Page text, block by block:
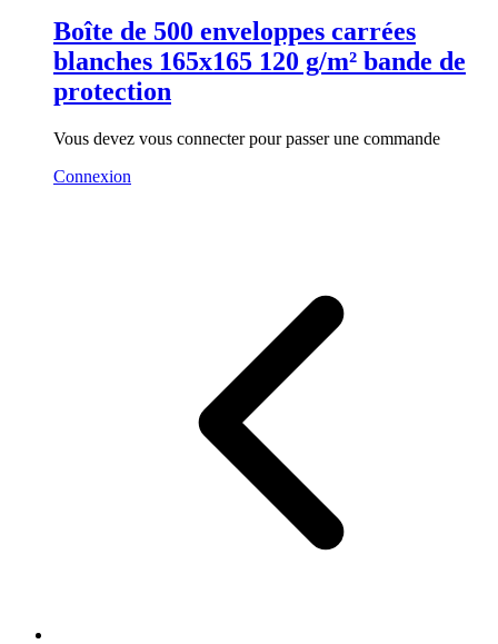
Boîte de 500 enveloppes carrées
blanches 165x165 120 g/m² bande de
protection
Vous devez vous connecter pour passer une commande
Connexion